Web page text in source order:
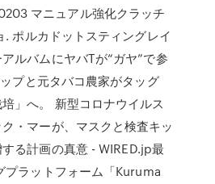
マニュアル強化クラッチ
. ポルカドットスティングレイ
ルバムにヤバTが“ガヤ”で参
プと元タバコ農家がタッグ
培」へ。 新型コロナウイルス
・マーが、マスクと検査キッ
る計画の真意 - WIRED.jp最
プラットフォーム「Kuruma